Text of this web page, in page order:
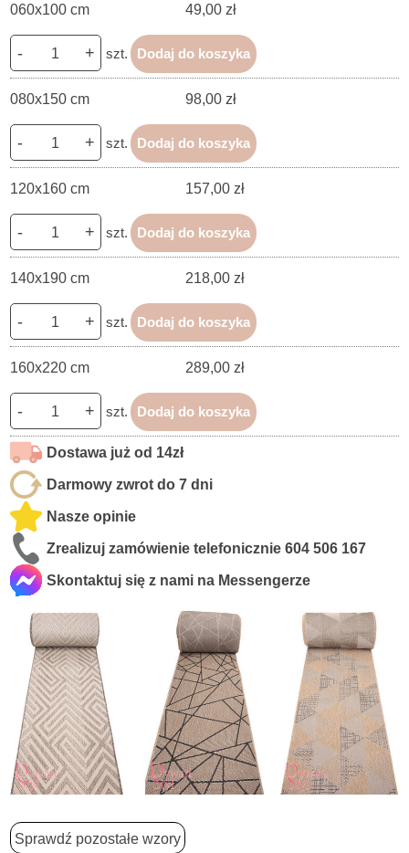
060x100 cm 49,00 zł
- + szt. Dodaj do koszyka
080x150 cm 98,00 zł
- + szt. Dodaj do koszyka
120x160 cm 157,00 zł
- + szt. Dodaj do koszyka
140x190 cm 218,00 zł
- + szt. Dodaj do koszyka
160x220 cm 289,00 zł
- + szt. Dodaj do koszyka
Dostawa już od 14zł
Darmowy zwrot do 7 dni
Nasze opinie
Zrealizuj zamówienie telefonicznie604 506 167
Skontaktuj się z nami na Messengerze
Sprawdź pozostałe wzory